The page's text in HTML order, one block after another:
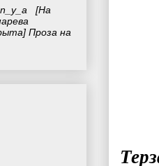
[На
Проза на